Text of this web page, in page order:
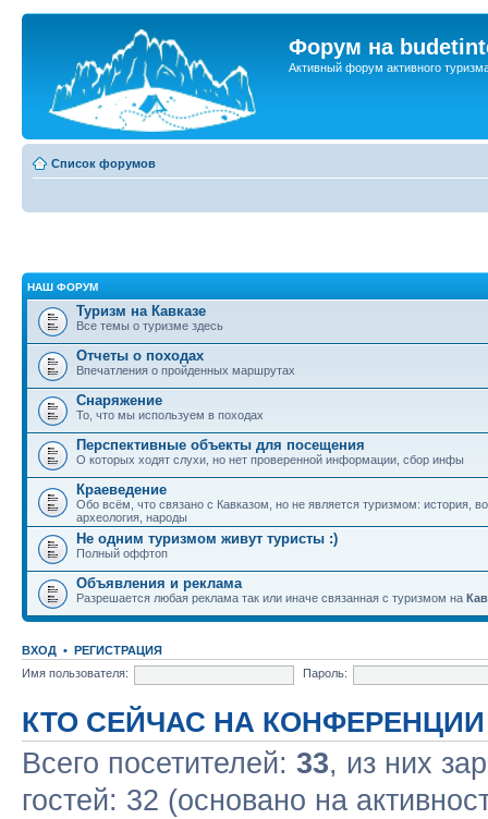
Форум на
Активный форум активного
Список форумов
НАШ ФОРУМ
Туризм на Кавказе
Все темы о туризме здесь
Отчеты о походах
Впечатления о пройденных маршрутах
Снаряжение
То, что мы используем в походах
Перспективные объекты для посещения
О которых ходят слухи, но нет проверенной информации, сбор инфы
Краеведение
Обо всём, что связано с Кавказом, но не является туризмом: история,
археология, народы
Не одним туризмом живут туристы :)
Полный оффтоп
Объявления и реклама
Разрешается любая реклама так или иначе связанная с туризмом на
ВХОД • РЕГИСТРАЦИЯ
Имя пользователя:
Пароль:
КТО СЕЙЧАС НА КОНФЕРЕНЦИИ
Всего посетителей: 33, из них
гостей: 32 (основано на